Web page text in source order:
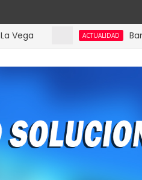
ACTUALIDAD